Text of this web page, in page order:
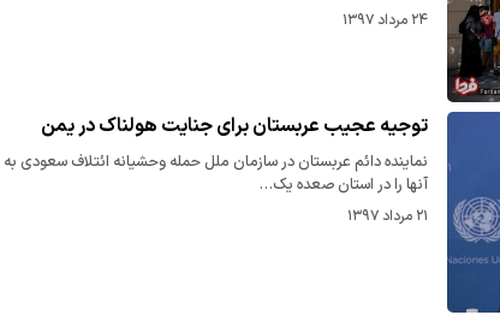
۲۴ مرداد ۱۳۹۷
توجیه عجیب عربستان برای جنایت هولناک در یمن
نماینده دائم عربستان در سازمان ملل حمله وحشیانه ائتلاف سعودی
آنها را در استان صعده یک…
۲۱ مرداد ۱۳۹۷